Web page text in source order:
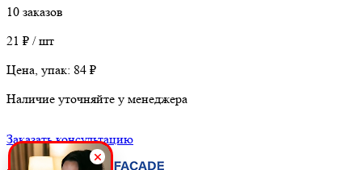
10 заказов
21 ₽ / шт
Цена, упак: 84 ₽
Наличие уточняйте у менеджера
Заказать консультацию